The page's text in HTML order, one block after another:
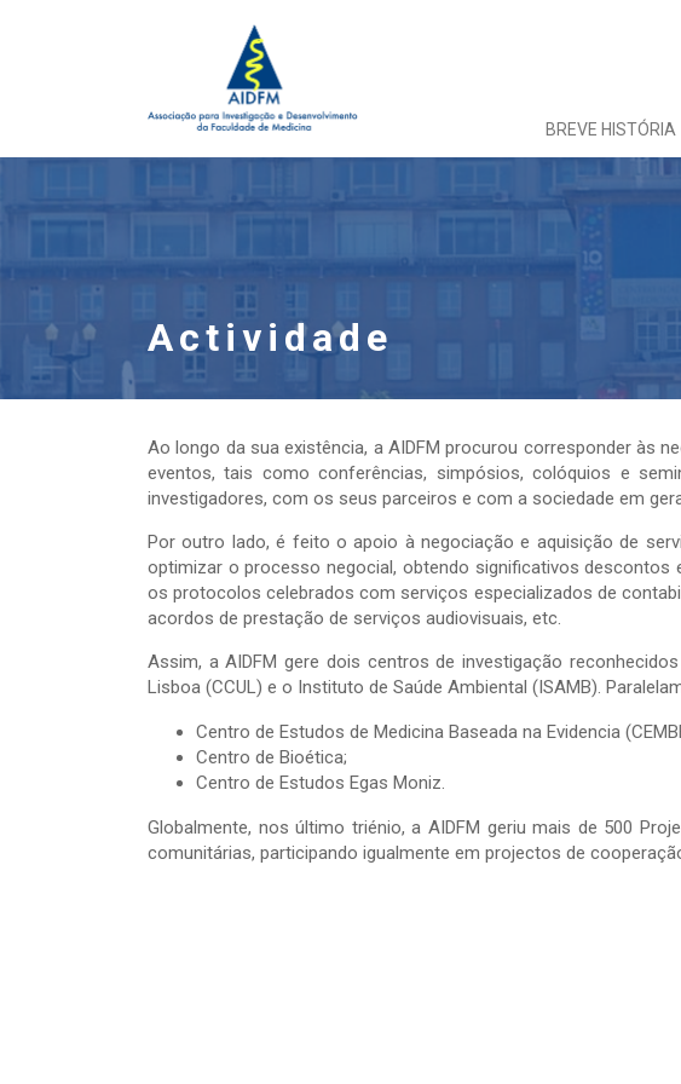
BREVE HISTÓRIA
Actividade
Ao longo da sua existência, a AIDFM procurou corresponder às
eventos, tais como conferências, simpósios, colóquios e
investigadores, com os seus parceiros e com a sociedade em
Por outro lado, é feito o apoio à negociação e aquisição de
optimizar o processo negocial, obtendo significativos descontos
os protocolos celebrados com serviços especializados de
acordos de prestação de serviços audiovisuais, etc.
Assim, a AIDFM gere dois centros de investigação
Lisboa (CCUL) e o Instituto de Saúde Ambiental (ISAMB).
Centro de Estudos de Medicina Baseada na Evidencia
Centro de Bioética;
Centro de Estudos Egas Moniz.
Globalmente, nos último triénio, a AIDFM geriu mais de 500
comunitárias, participando igualmente em projectos de